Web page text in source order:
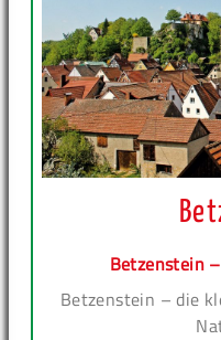
Betzenstein
Betzenstein – die